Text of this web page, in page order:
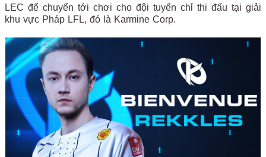
LEC để chuyển tới chơi cho đội tuyển chỉ thi đấu tại giải
khu vực Pháp LFL, đó là Karmine Corp.